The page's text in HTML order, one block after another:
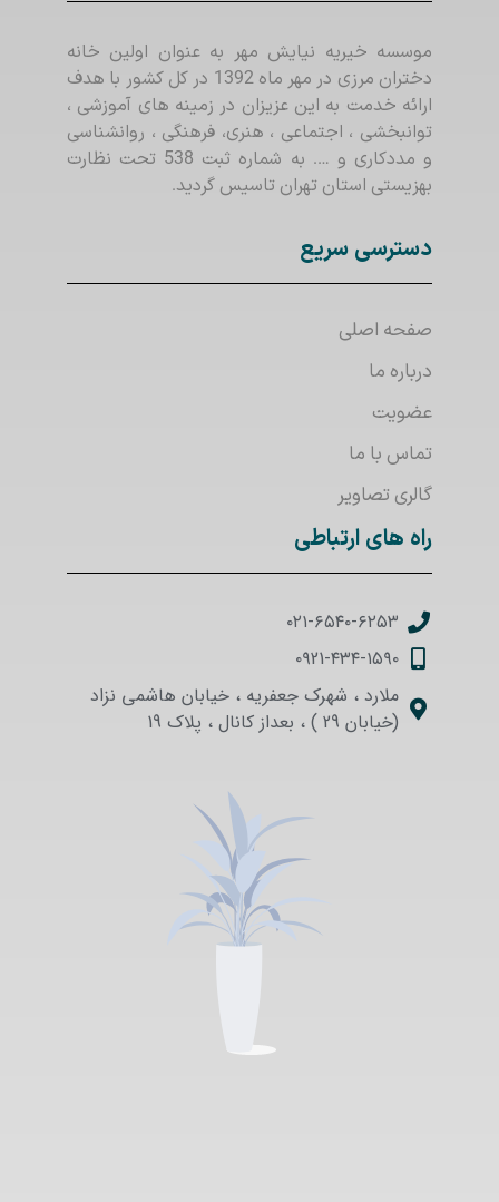
موسسه خیریه نیایش مهر به عنوان اولین خانه
دختران مرزی در مهر ماه 1392 در کل کشور با هدف
ارائه خدمت به این عزیزان در زمینه های آموزشی ،
توانبخشی ، اجتماعی ، هنری، فرهنگی ، روانشناسی
و مددکاری و …. به شماره ثبت 538 تحت نظارت
بهزیستی استان تهران تاسیس گردید.
دسترسی سریع
صفحه اصلی
درباره ما
عضویت
تماس با ما
گالری تصاویر
راه های ارتباطی
۰۲۱-۶۵۴۰-۶۲۵۳
۰۹21-۴۳۴-۱۵۹۰
ملارد ، شهرک جعفریه ، خیابان هاشمی نزاد
(خیابان 29 ) ، بعداز کانال ، پلاک 19